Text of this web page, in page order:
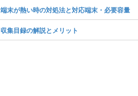
端末が熱い時の対処法と対応端末・必要容量
収集目録の解説とメリット